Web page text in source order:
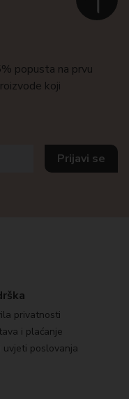
privatnosti
i plaćanje
uvjeti poslovanja
popusta na prvu
koji